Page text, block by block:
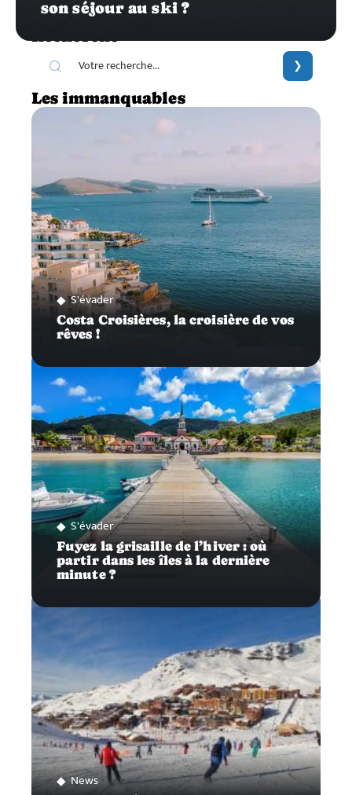
son séjour au ski ?
Recherche
Les immanquables
S'évader
Costa Croisières, la croisière de vos
rêves !
S'évader
Fuyez la grisaille de l’hiver : où
partir dans les îles à la dernière
minute ?
News